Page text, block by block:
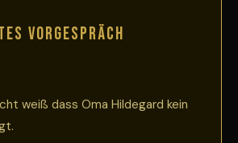
Vorgespräch
weiß dass Oma Hildegard kein